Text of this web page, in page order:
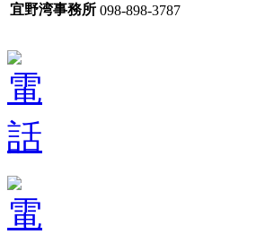
宜野湾事務所 098-898-3787